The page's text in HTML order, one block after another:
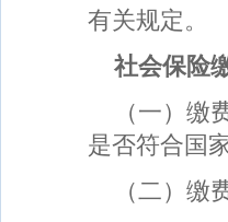
有关规定。
社会保险
（一）
是否符合国
（二）